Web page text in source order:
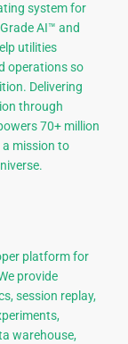
system for
AI™ and
utilities
operations so
Delivering
through
70+ million
mission to
platform for
provide
session replay,
warehouse,